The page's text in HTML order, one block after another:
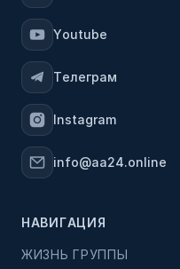
Youtube
Телеграм
Instagram
info@aa24.online
НАВИГАЦИЯ
ЖИЗНЬ ГРУППЫ